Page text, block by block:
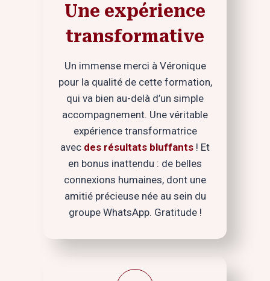
Une expérience
transformative
Un immense merci à Véronique
pour la qualité de cette formation,
qui va bien au-delà d’un simple
accompagnement. Une véritable
expérience transformatrice
avec des résultats bluffants ! Et
en bonus inattendu : de belles
connexions humaines, dont une
amitié précieuse née au sein du
groupe WhatsApp. Gratitude !